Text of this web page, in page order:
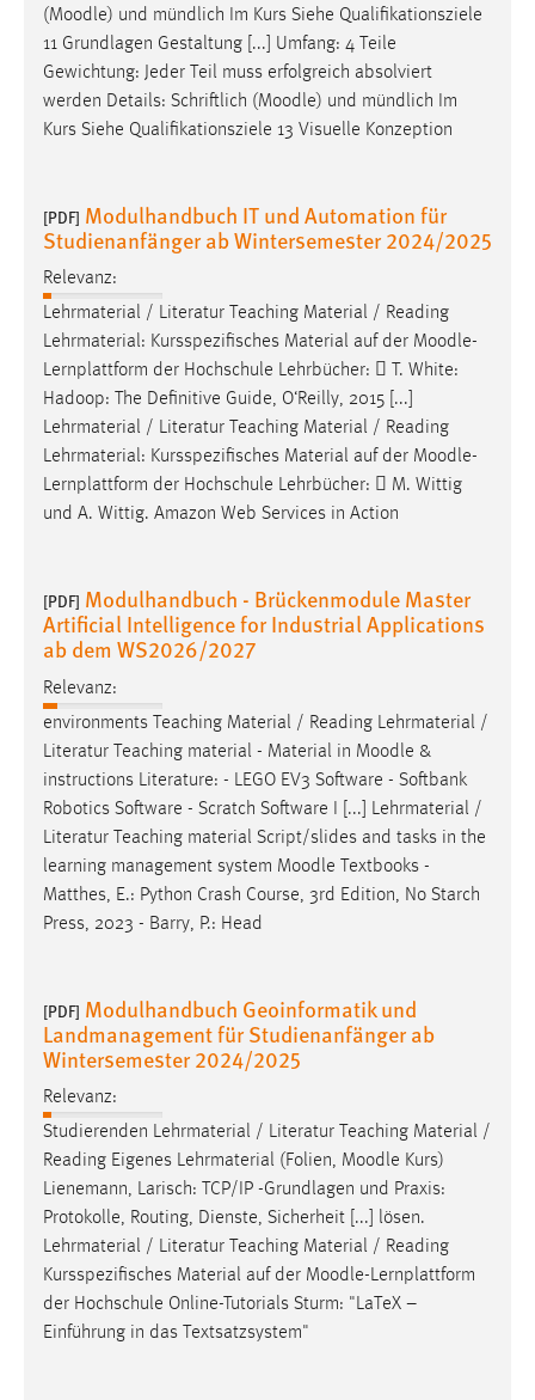
(Moodle) und mündlich Im Kurs Siehe Qualifikationsziele
11 Grundlagen Gestaltung [...] Umfang: 4 Teile
Gewichtung: Jeder Teil muss erfolgreich absolviert
werden Details: Schriftlich (Moodle) und mündlich Im
Kurs Siehe Qualifikationsziele 13 Visuelle Konzeption
[PDF] Modulhandbuch IT und Automation für
Studienanfänger ab Wintersemester 2024/2025
Relevanz:
Lehrmaterial / Literatur Teaching Material / Reading
Lehrmaterial: Kursspezifisches Material auf der Moodle-
Lernplattform der Hochschule Lehrbücher:  T. White:
Hadoop: The Definitive Guide, O‘Reilly, 2015 [...]
Lehrmaterial / Literatur Teaching Material / Reading
Lehrmaterial: Kursspezifisches Material auf der Moodle-
Lernplattform der Hochschule Lehrbücher:  M. Wittig
und A. Wittig. Amazon Web Services in Action
[PDF] Modulhandbuch - Brückenmodule Master
Artificial Intelligence for Industrial Applications
ab dem WS2026/2027
Relevanz:
environments Teaching Material / Reading Lehrmaterial /
Literatur Teaching material - Material in Moodle &
instructions Literature: - LEGO EV3 Software - Softbank
Robotics Software - Scratch Software I [...] Lehrmaterial /
Literatur Teaching material Script/slides and tasks in the
learning management system Moodle Textbooks -
Matthes, E.: Python Crash Course, 3rd Edition, No Starch
Press, 2023 - Barry, P.: Head
[PDF] Modulhandbuch Geoinformatik und
Landmanagement für Studienanfänger ab
Wintersemester 2024/2025
Relevanz:
Studierenden Lehrmaterial / Literatur Teaching Material /
Reading Eigenes Lehrmaterial (Folien, Moodle Kurs)
Lienemann, Larisch: TCP/IP -Grundlagen und Praxis:
Protokolle, Routing, Dienste, Sicherheit [...] lösen.
Lehrmaterial / Literatur Teaching Material / Reading
Kursspezifisches Material auf der Moodle-Lernplattform
der Hochschule Online-Tutorials Sturm: "LaTeX –
Einführung in das Textsatzsystem"